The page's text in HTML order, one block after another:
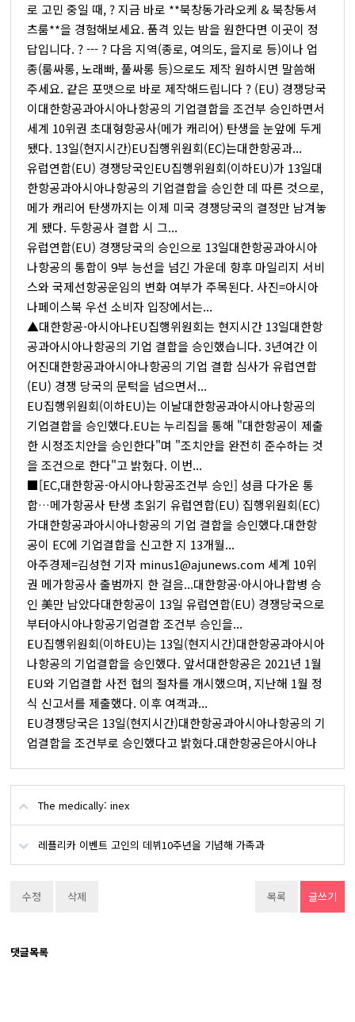
로 고민 중일 때, ? 지금 바로 **북창동가라오케 & 북창동셔
츠룸**을 경험해보세요. 품격 있는 밤을 원한다면 이곳이 정
답입니다. ? --- ? 다음 지역(종로, 여의도, 을지로 등)이나 업
종(룸싸롱, 노래빠, 풀싸롱 등)으로도 제작 원하시면 말씀해
주세요. 같은 포맷으로 바로 제작해드립니다 ? (EU) 경쟁당국
이대한항공과아시아나항공의 기업결합을 조건부 승인하면서
세계 10위권 초대형항공사(메가 캐리어) 탄생을 눈앞에 두게
됐다. 13일(현지시간)EU집행위원회(EC)는대한항공과...
유럽연합(EU) 경쟁당국인EU집행위원회(이하EU)가 13일대
한항공과아시아나항공의 기업결합을 승인한 데 따른 것으로,
메가 캐리어 탄생까지는 이제 미국 경쟁당국의 결정만 남겨놓
게 됐다. 두항공사 결합 시 그...
유럽연합(EU) 경쟁당국의 승인으로 13일대한항공과아시아
나항공의 통합이 9부 능선을 넘긴 가운데 향후 마일리지 서비
스와 국제선항공운임의 변화 여부가 주목된다. 사진=아시아
나페이스북 우선 소비자 입장에서는...
▲대한항공-아시아나EU집행위원회는 현지시간 13일대한항
공과아시아나항공의 기업 결합을 승인했습니다. 3년여간 이
어진대한항공과아시아나항공의 기업 결합 심사가 유럽연합
(EU) 경쟁 당국의 문턱을 넘으면서...
EU집행위원회(이하EU)는 이날대한항공과아시아나항공의
기업결합을 승인했다.EU는 누리집을 통해 "대한항공이 제출
한 시정조치안을 승인한다"며 "조치안을 완전히 준수하는 것
을 조건으로 한다"고 밝혔다. 이번...
■[EC,대한항공-아시아나항공조건부 승인] 성큼 다가온 통
합…메가항공사 탄생 초읽기 유럽연합(EU) 집행위원회(EC)
가대한항공과아시아나항공의 기업 결합을 승인했다.대한항
공이 EC에 기업결합을 신고한 지 13개월...
아주경제=김성현 기자 minus1@ajunews.com 세계 10위
권 메가항공사 출범까지 한 걸음...대한항공·아시아나합병 승
인 美만 남았다대한항공이 13일 유럽연합(EU) 경쟁당국으로
부터아시아나항공기업결합 조건부 승인을...
EU집행위원회(이하EU)는 13일(현지시간)대한항공과아시아
나항공의 기업결합을 승인했다. 앞서대한항공은 2021년 1월
EU와 기업결합 사전 협의 절차를 개시했으며, 지난해 1월 정
식 신고서를 제출했다. 이후 여객과...
EU경쟁당국은 13일(현지시간)대한항공과아시아나항공의 기
업결합을 조건부로 승인했다고 밝혔다.대한항공은아시아나
The medically: inex
레플리카 이벤트 고인의 데뷔10주년을 기념해 가족과
수정 삭제 목록 글쓰기
댓글목록